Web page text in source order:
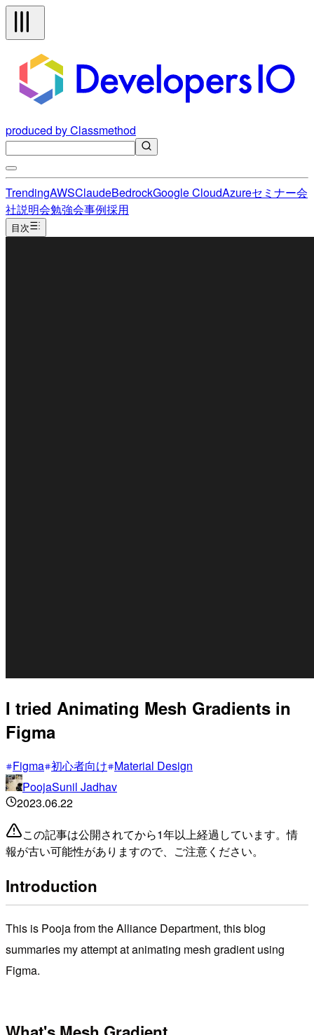
produced by Classmethod
TrendingAWSClaudeBedrockGoogle CloudAzureセミナー会
社説明会勉強会事例採用
目次
I tried Animating Mesh Gradients in
Figma
Figma 初心者向け Material Design
PoojaSunil Jadhav
2023.06.22
この記事は公開されてから1年以上経過しています。情
報が古い可能性がありますので、ご注意ください。
Introduction
This is Pooja from the Alliance Department, this blog
summaries my attempt at animating mesh gradient using
Figma.